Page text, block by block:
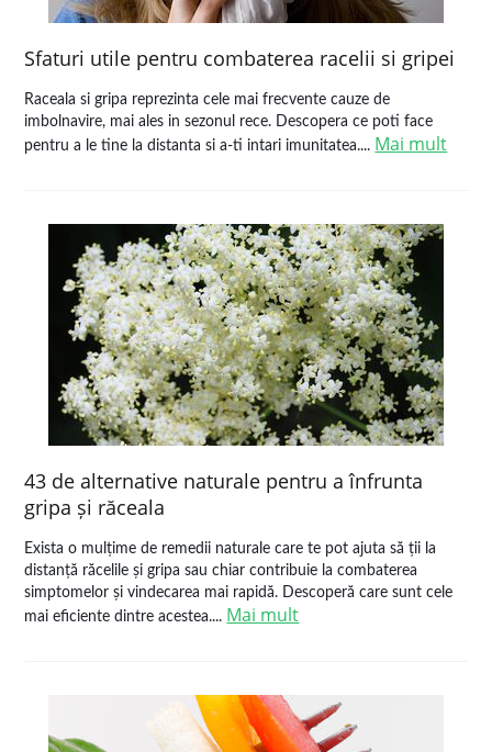
Sfaturi utile pentru combaterea racelii si gripei
Raceala si gripa reprezinta cele mai frecvente cauze de
imbolnavire, mai ales in sezonul rece. Descopera ce poti face
pentru a le tine la distanta si a-ti intari imunitatea.... Mai mult
43 de alternative naturale pentru a înfrunta
gripa și răceala
Exista o mulțime de remedii naturale care te pot ajuta să ții la
distanță răcelile și gripa sau chiar contribuie la combaterea
simptomelor și vindecarea mai rapidă. Descoperă care sunt cele
mai eficiente dintre acestea.... Mai mult